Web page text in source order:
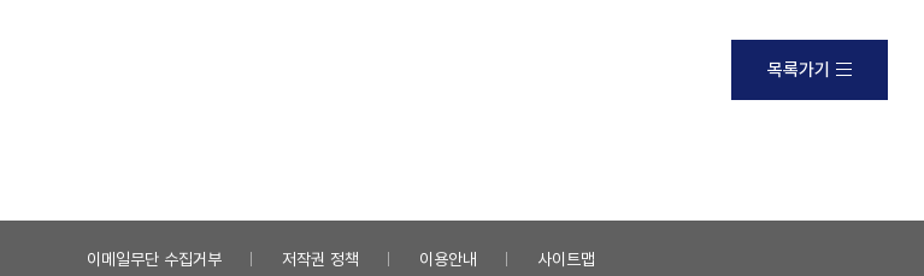
목록가기
이메일무단 수집거부 저작권 정책 이용안내 사이트맵